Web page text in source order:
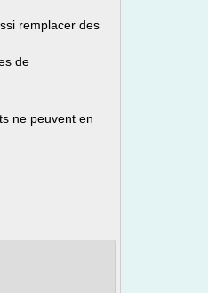
remplacer des
de
ne peuvent en